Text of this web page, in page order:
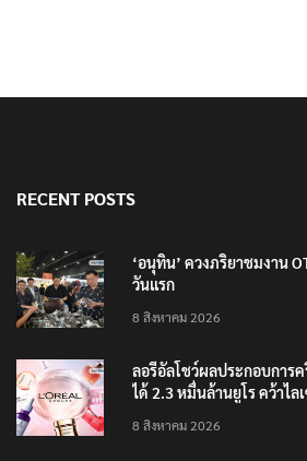
‘อนุทิน’ ควงภริยาชมงาน
8 สิงหาคม 2026
ลอรีอัลโชว์ผลประกอบการ